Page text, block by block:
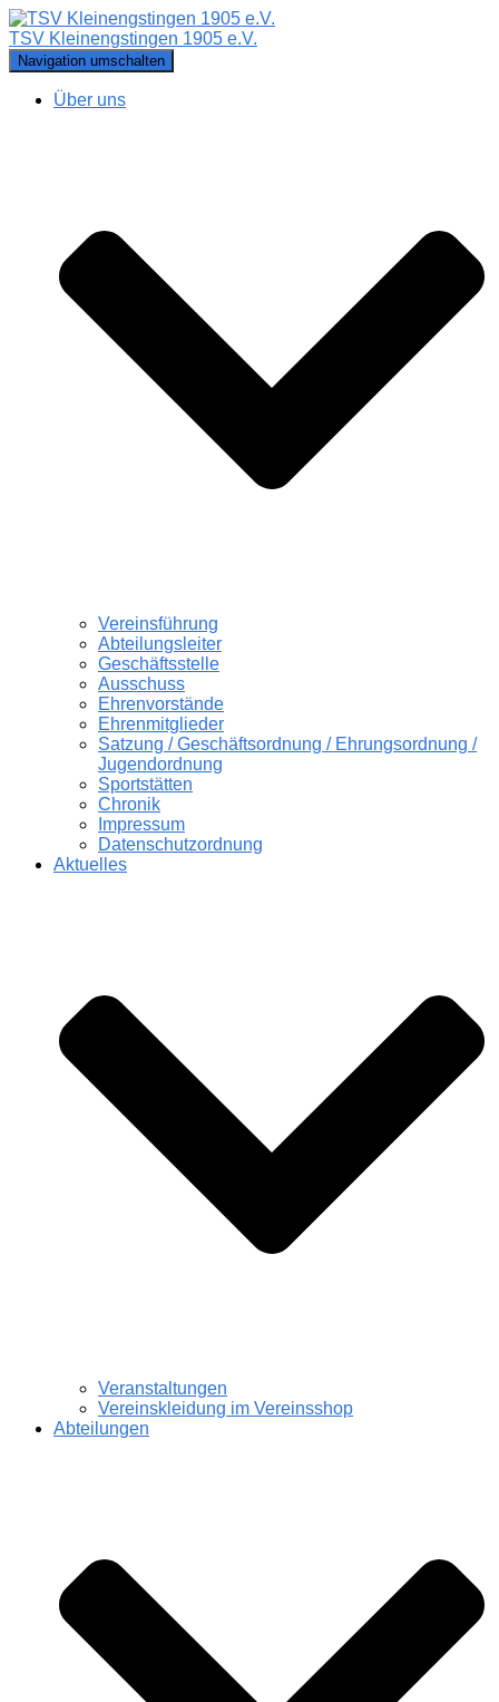
TSV Kleinengstingen 1905 e.V.
Navigation umschalten
Über uns
Vereinsführung
Abteilungsleiter
Geschäftsstelle
Ausschuss
Ehrenvorstände
Ehrenmitglieder
Satzung / Geschäftsordnung / Ehrungsordnung /
Jugendordnung
Sportstätten
Chronik
Impressum
Datenschutzordnung
Aktuelles
Veranstaltungen
Vereinskleidung im Vereinsshop
Abteilungen